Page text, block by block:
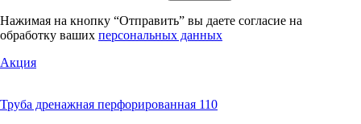
Нажимая на кнопку “Отправить” вы даете согласие на
обработку ваших персональных данных
Акция
Труба дренажная перфорированная 110